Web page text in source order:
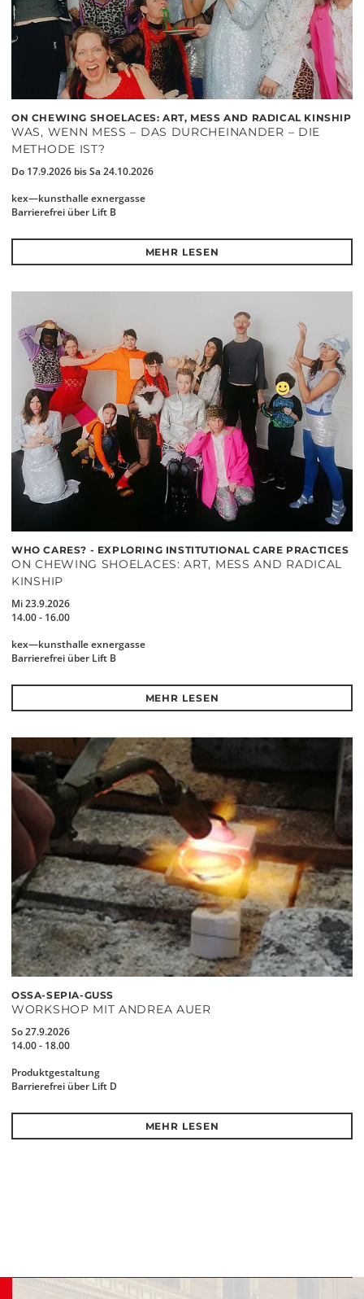
ON CHEWING SHOELACES: ART, MESS AND RADICAL KINSHIP
WAS, WENN MESS – DAS DURCHEINANDER – DIE
METHODE IST?
Do 17.9.2026 bis Sa 24.10.2026
kex—kunsthalle exnergasse
Barrierefrei über Lift B
MEHR LESEN
WHO CARES? - EXPLORING INSTITUTIONAL CARE PRACTICES
ON CHEWING SHOELACES: ART, MESS AND RADICAL
KINSHIP
Mi 23.9.2026
14.00 - 16.00
kex—kunsthalle exnergasse
Barrierefrei über Lift B
MEHR LESEN
OSSA-SEPIA-GUSS
WORKSHOP MIT ANDREA AUER
So 27.9.2026
14.00 - 18.00
Produktgestaltung
Barrierefrei über Lift D
MEHR LESEN